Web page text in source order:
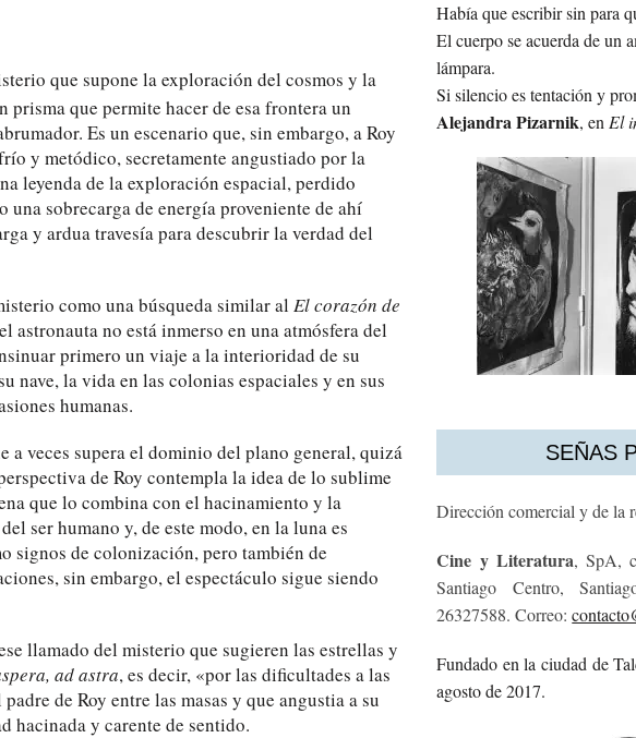
que supone la exploración del cosmos y la
prisma que permite hacer de esa frontera un
Es un escenario que, sin embargo, a Roy
y metódico, secretamente angustiado por la
leyenda de la exploración espacial, perdido
una sobrecarga de energía proveniente de ahí
y ardua travesía para descubrir la verdad del
como una búsqueda similar al El corazón de
astronauta no está inmerso en una atmósfera del
primero un viaje a la interioridad de su
nave, la vida en las colonias espaciales y en sus
humanas.
veces supera el dominio del plano general, quizá
de Roy contempla la idea de lo sublime
que lo combina con el hacinamiento y la
ser humano y, de este modo, en la luna es
signos de colonización, pero también de
sin embargo, el espectáculo sigue siendo
llamado del misterio que sugieren las estrellas y
ad astra, es decir, «por las dificultades a las
de Roy entre las masas y que angustia a su
hacinada y carente de sentido.
Había que escribir sin para
El cuerpo se acuerda de un
lámpara.
Si silencio es tentación y
AlejandraPizarnik, enEl
SEÑAS
Dirección comercial y de la
Cine y Literatura, SpA,
Santiago Centro,
26327588. Correo:
Fundado en la ciudad de
agosto de 2017.